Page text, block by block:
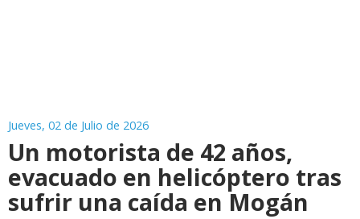
Jueves, 02 de Julio de 2026
Un motorista de 42 años,
evacuado en helicóptero tras
sufrir una caída en Mogán